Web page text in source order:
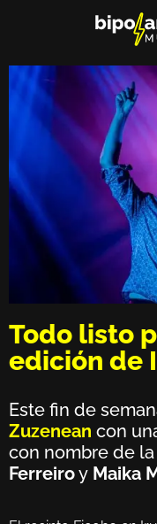
Todo listo
edición de
Este fin de
Zuzenean con
con nombre de
Ferreiroy Maika